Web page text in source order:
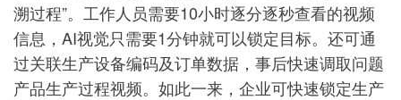
溯过程”。工作人员需要10小时逐分逐秒查看的视频
信息，AI视觉只需要1分钟就可以锁定目标。还可通
过关联生产设备编码及订单数据，事后快速调取问题
产品生产过程视频。如此一来，企业可快速锁定生产